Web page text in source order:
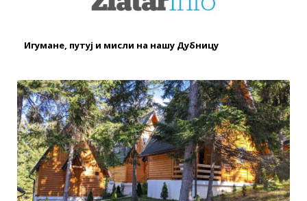
Игумане, путуј и мисли на нашу Дубницу